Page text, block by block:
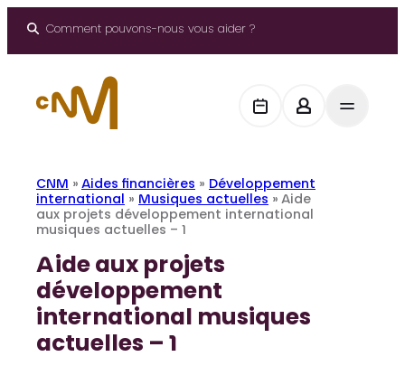
Comment pouvons-nous vous aider ?
CNM » Aides financières » Développement
international » Musiques actuelles » Aide
aux projets développement international
musiques actuelles – 1
Aide aux projets
développement
international musiques
actuelles – 1